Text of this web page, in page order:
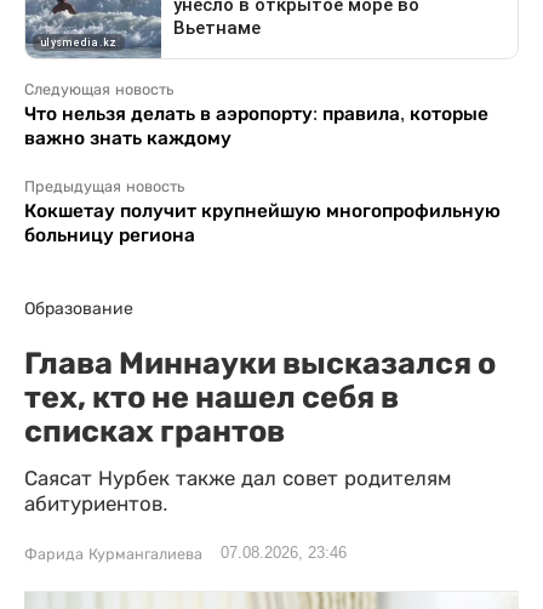
Следующая новость
Что нельзя делать в аэропорту: правила, которые
важно знать каждому
Предыдущая новость
Кокшетау получит крупнейшую многопрофильную
больницу региона
Образование
Глава Миннауки высказался о
тех, кто не нашел себя в
списках грантов
Саясат Нурбек также дал совет родителям
абитуриентов.
Фарида Курмангалиева 07.08.2026, 23:46